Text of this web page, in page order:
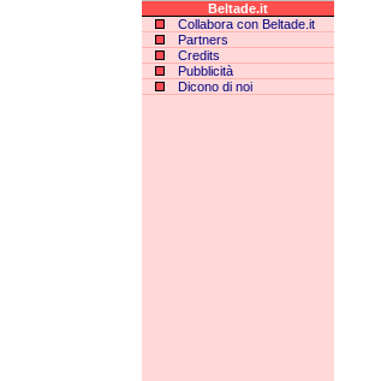
Beltade.it
Collabora con Beltade.it
Partners
Credits
Pubblicità
Dicono di noi